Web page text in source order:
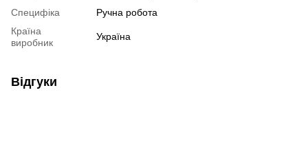
Специфіка
Ручна робота
Країна
виробник
Україна
Відгуки